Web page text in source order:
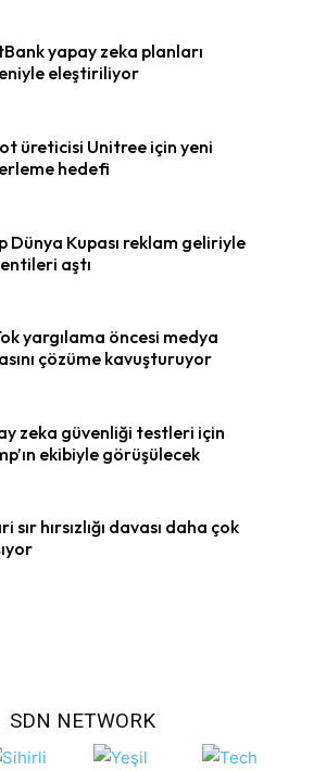
yapay zeka planları
eleştiriliyor
üreticisi Unitree için yeni
hedefi
Dünya Kupası reklam geliriyle
aştı
yargılama öncesi medya
çözüme kavuşturuyor
zeka güvenliği testleri için
ekibiyle görüşülecek
sır hırsızlığı davası daha çok
SDN NETWORK